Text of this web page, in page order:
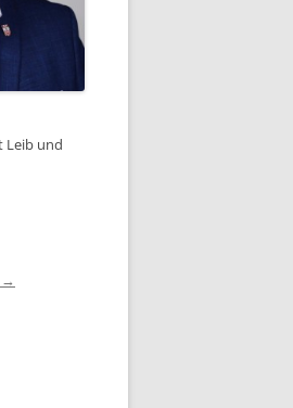
Leib und
→